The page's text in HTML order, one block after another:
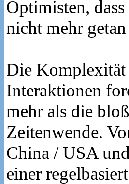
Optimisten,
nicht mehr
Die Komplexität
Interaktionen
mehr als die
Zeitenwende.
China / USA
einer